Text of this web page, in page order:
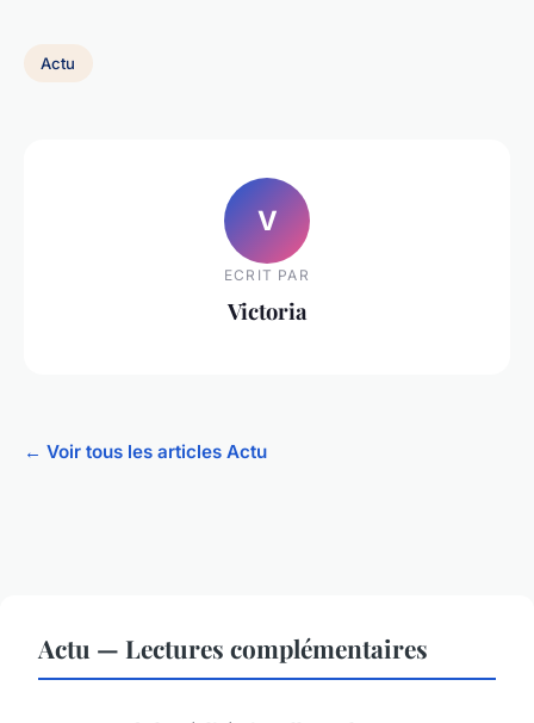
Actu
V
ECRIT PAR
Victoria
← Voir tous les articles Actu
Actu — Lectures complémentaires